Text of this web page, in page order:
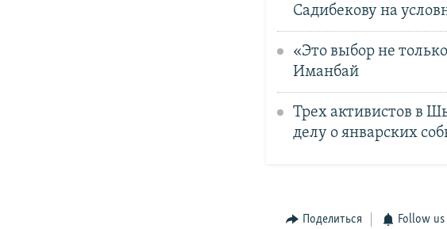
Садибекову на
«Это выбор не
Иманбай
Трех активистов в
делу о январских
Поделиться Follow us